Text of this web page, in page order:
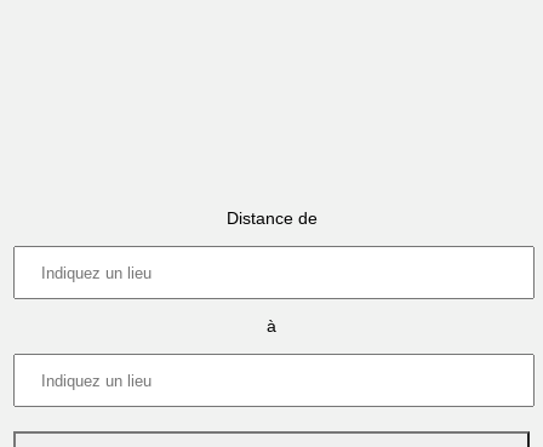
Distance de
à